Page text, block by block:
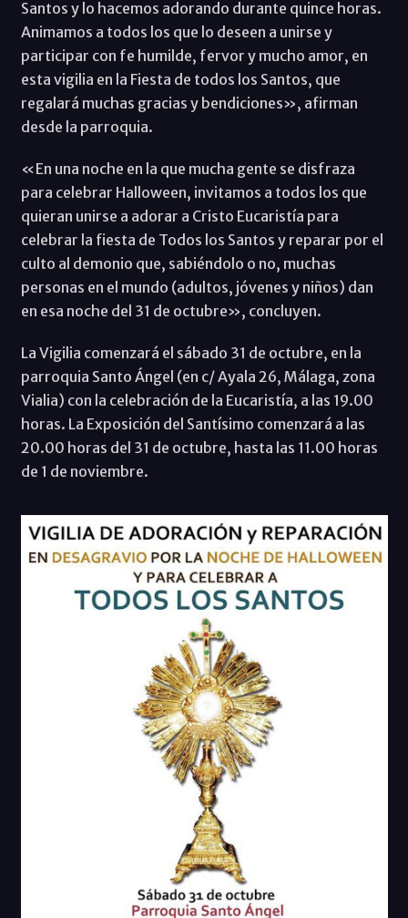
Santos y lo hacemos adorando durante quince horas.
Animamos a todos los que lo deseen a unirse y
participar con fe humilde, fervor y mucho amor, en
esta vigilia en la Fiesta de todos los Santos, que
regalará muchas gracias y bendiciones», afirman
desde la parroquia.
«En una noche en la que mucha gente se disfraza
para celebrar Halloween, invitamos a todos los que
quieran unirse a adorar a Cristo Eucaristía para
celebrar la fiesta de Todos los Santos y reparar por el
culto al demonio que, sabiéndolo o no, muchas
personas en el mundo (adultos, jóvenes y niños) dan
en esa noche del 31 de octubre», concluyen.
La Vigilia comenzará el sábado 31 de octubre, en la
parroquia Santo Ángel (en c/ Ayala 26, Málaga, zona
Vialia) con la celebración de la Eucaristía, a las 19.00
horas. La Exposición del Santísimo comenzará a las
20.00 horas del 31 de octubre, hasta las 11.00 horas
de 1 de noviembre.